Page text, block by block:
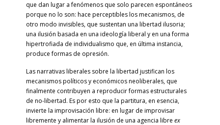
que dan lugar a fenómenos que solo parecen espontáneos
porque no lo son: hace perceptibles los mecanismos, de
otro modo invisibles, que sustentan una libertad ilusoria;
una ilusión basada en una ideología liberal y en una forma
hipertrofiada de individualismo que, en última instancia,
produce formas de opresión.
Las narrativas liberales sobre la libertad justifican los
mecanismos políticos y económicos neoliberales, que
finalmente contribuyen a reproducir formas estructurales
de no-libertad. Es por esto que la partitura, en esencia,
invierte la improvisación libre: en lugar de improvisar
libremente y alimentar la ilusión de una agencia libre ex